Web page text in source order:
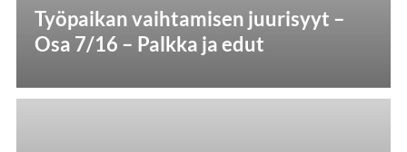
Työpaikan vaihtamisen juurisyyt –
Osa 7/16 – Palkka ja edut